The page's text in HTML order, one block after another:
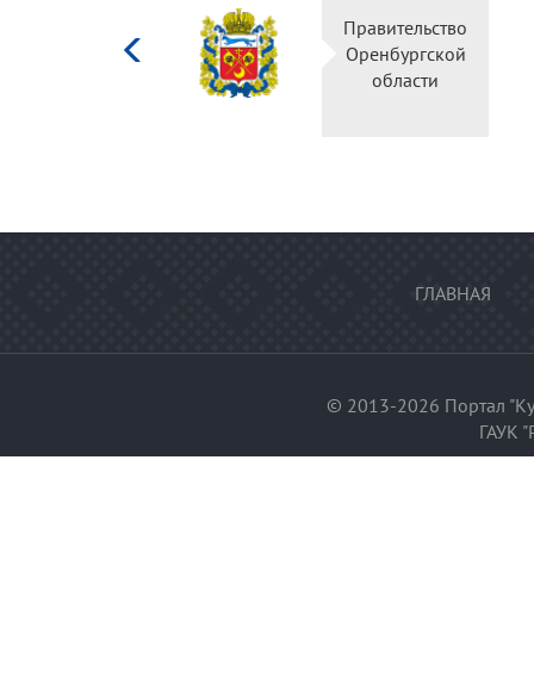
Министерство
культуры
Российской
федерации
ГЛАВНАЯ
© 2013-2026 Портал
ГАУК